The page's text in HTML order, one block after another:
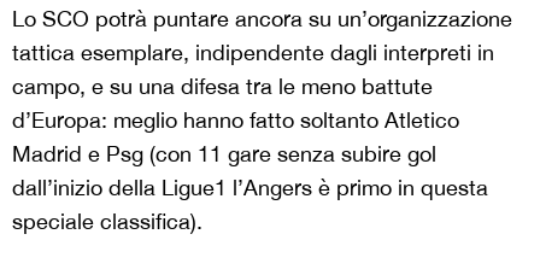
Lo SCO potrà puntare ancora su un’organizzazione
tattica esemplare, indipendente dagli interpreti in
campo, e su una difesa tra le meno battute
d’Europa: meglio hanno fatto soltanto Atletico
Madrid e Psg (con 11 gare senza subire gol
dall’inizio della Ligue1 l’Angers è primo in questa
speciale classifica).